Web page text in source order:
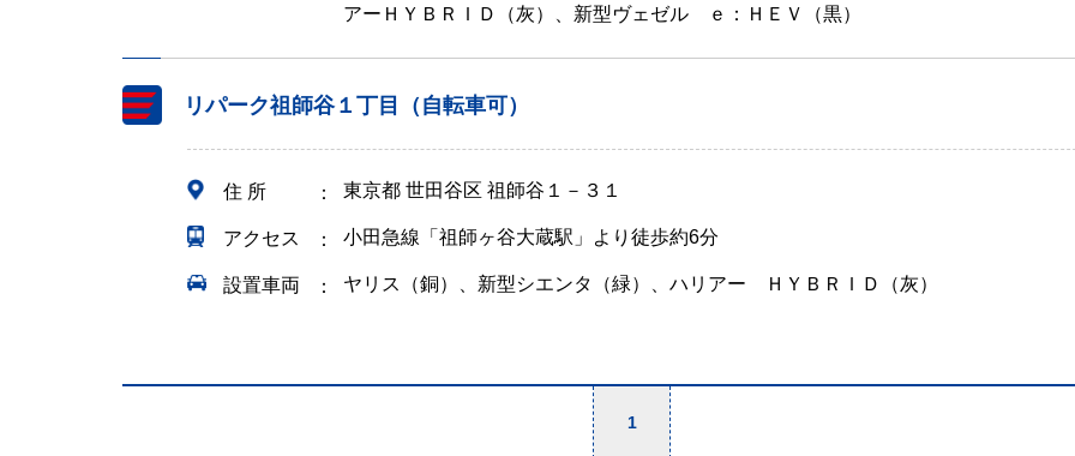
アーＨＹＢＲＩＤ（灰）、新型ヴェゼル ｅ：ＨＥＶ（黒）
リパーク祖師谷１丁目（自転車可）
住 所 東京都 世田谷区 祖師谷１－３１
アクセス 小田急線「祖師ヶ谷大蔵駅」より徒歩約6分
設置車両 ヤリス（銅）、新型シエンタ（緑）、ハリアー ＨＹＢＲＩＤ（灰）
1